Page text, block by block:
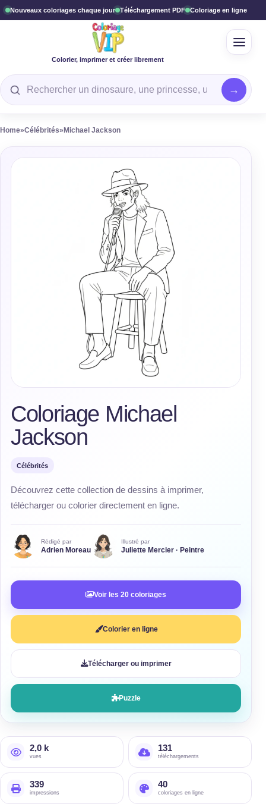
Nouveaux coloriages chaque jour Téléchargement PDF Coloriage en ligne
Colorier, imprimer et créer librement
Rechercher un coloriage
Home»Célébrités» Michael Jackson
Coloriage Michael
Jackson
Célébrités
Découvrez cette collection de dessins à imprimer,
télécharger ou colorier directement en ligne.
Rédigé par
Adrien Moreau
Illustré par
Juliette Mercier · Peintre
Voir les 20 coloriages
Colorier en ligne
Télécharger ou imprimer
Puzzle
2,0 k
vues
131
téléchargements
339
impressions
40
coloriages en ligne